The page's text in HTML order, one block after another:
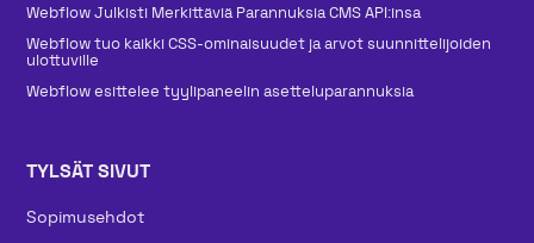
Webflow Julkisti Merkittäviä Parannuksia CMS API:insa
Webflow tuo kaikki CSS-ominaisuudet ja arvot suunnittelijoiden
ulottuville
Webflow esittelee tyylipaneelin asetteluparannuksia
TYLSÄT SIVUT
Sopimusehdot